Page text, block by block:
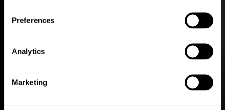
Preferences
Analytics
MarketingZEN.COM-app gratis